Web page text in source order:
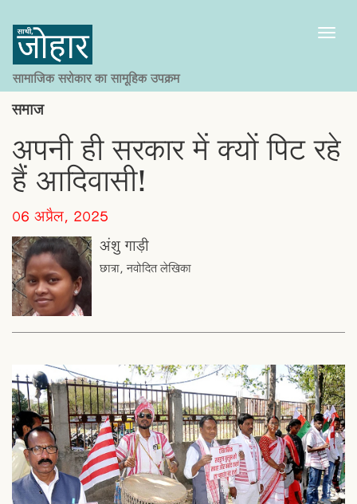
सामाजिक सरोकार का सामूहिक उपक्रम
समाज
अपनी ही सरकार में क्यों पिट रहे
हैं आदिवासी!
06 अप्रैल, 2025
अंशु गाड़ी
छात्रा, नवोदित लेखिका